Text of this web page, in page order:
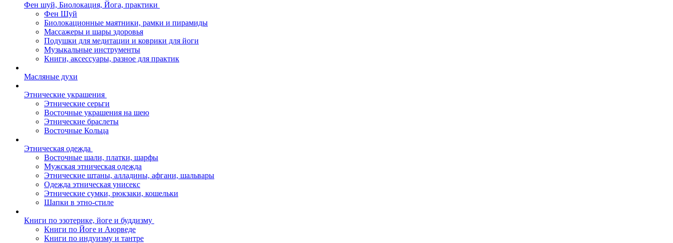
Фен шуй, Биолокация, Йога, практики
Фен Шуй
Биолокационные маятники, рамки и пирамиды
Массажеры и шары здоровья
Подушки для медитации и коврики для йоги
Музыкальные инструменты
Книги, аксессуары, разное для практик
Масляные духи
Этнические украшения
Этнические серьги
Восточные украшения на шею
Этнические браслеты
Восточные Кольца
Этническая одежда
Восточные шали, платки, шарфы
Мужская этническая одежда
Этнические штаны, алладины, афгани, шальвары
Одежда этническая унисекс
Этнические сумки, рюкзаки, кошельки
Шапки в этно-стиле
Книги по эзотерике, йоге и буддизму
Книги по Йоге и Аюрведе
Книги по индуизму и тантре